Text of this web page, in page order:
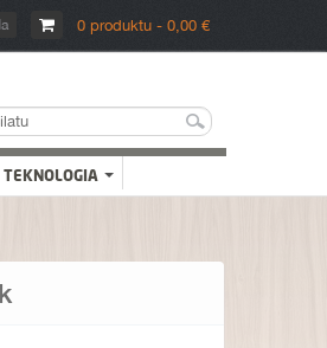
0 produktu - 0,00 €
TEKNOLOGIA